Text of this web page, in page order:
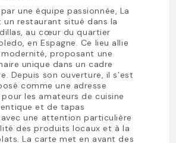
une équipe passionnée, La
un restaurant situé dans la
au cœur du quartier
en Espagne. Ce lieu allie
proposant une
unique dans un cadre
Depuis son ouverture, il s’est
comme une adresse
les amateurs de cuisine
et de tapas
une attention particulière
des produits locaux et à la
La carte met en avant des